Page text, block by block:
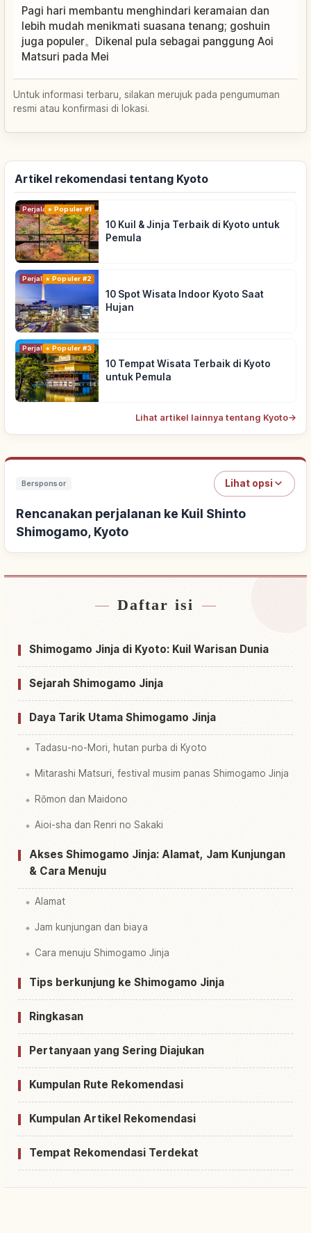
Pagi hari membantu menghindari keramaian dan
lebih mudah menikmati suasana tenang; goshuin
juga populer。Dikenal pula sebagai panggung Aoi
Matsuri pada Mei
Untuk informasi terbaru, silakan merujuk pada pengumuman
resmi atau konfirmasi di lokasi.
Artikel rekomendasi tentang Kyoto
PerjalananPopuler #1
10 Kuil & Jinja Terbaik di Kyoto untuk
Pemula
PerjalananPopuler #2
10 Spot Wisata Indoor Kyoto Saat
Hujan
PerjalananPopuler #3
10 Tempat Wisata Terbaik di Kyoto
untuk Pemula
Lihat artikel lainnya tentang Kyoto→
Bersponsor Lihat opsi
Rencanakan perjalanan ke Kuil Shinto
Shimogamo, Kyoto
Cari penginapan dekat Kuil Shinto Shimogamo,
Daftar isi
Shimogamo Jinja di Kyoto: Kuil Warisan Dunia
Sejarah Shimogamo Jinja
Daya Tarik Utama Shimogamo Jinja
Tadasu-no-Mori, hutan purba di Kyoto
Mitarashi Matsuri, festival musim panas Shimogamo Jinja
Rōmon dan Maidono
Aioi-sha dan Renri no Sakaki
Akses Shimogamo Jinja: Alamat, Jam Kunjungan
& Cara Menuju
Alamat
Jam kunjungan dan biaya
Cara menuju Shimogamo Jinja
Tips berkunjung ke Shimogamo Jinja
Ringkasan
Pertanyaan yang Sering Diajukan
Kumpulan Rute Rekomendasi
Kumpulan Artikel Rekomendasi
Tempat Rekomendasi Terdekat